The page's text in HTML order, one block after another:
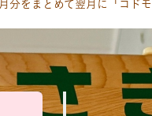
をまとめて翌月に「コドモ